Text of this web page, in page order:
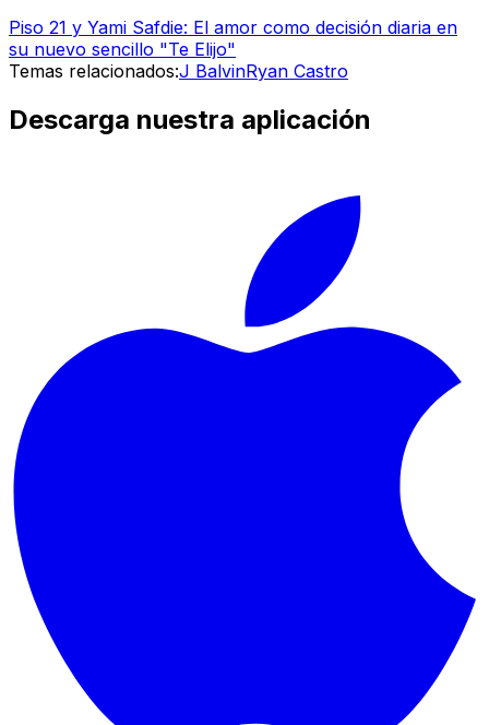
Piso 21 y Yami Safdie: El amor como decisión diaria en
su nuevo sencillo "Te Elijo"
Temas relacionados:J BalvinRyan Castro
Descarga nuestra aplicación